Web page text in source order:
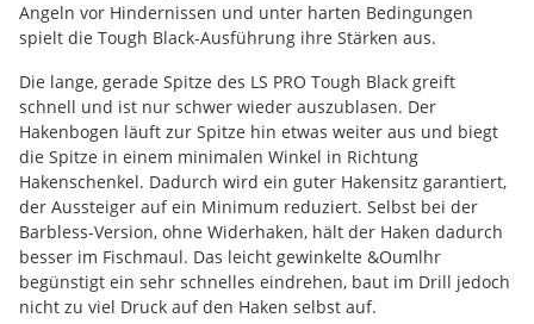
Angeln vor Hindernissen und unter harten Bedingungen
spielt die Tough Black-Ausführung ihre Stärken aus.
Die lange, gerade Spitze des LS PRO Tough Black greift
schnell und ist nur schwer wieder auszublasen. Der
Hakenbogen läuft zur Spitze hin etwas weiter aus und biegt
die Spitze in einem minimalen Winkel in Richtung
Hakenschenkel. Dadurch wird ein guter Hakensitz garantiert,
der Aussteiger auf ein Minimum reduziert. Selbst bei der
Barbless-Version, ohne Widerhaken, hält der Haken dadurch
besser im Fischmaul. Das leicht gewinkelte &Oumlhr
begünstigt ein sehr schnelles eindrehen, baut im Drill jedoch
nicht zu viel Druck auf den Haken selbst auf.